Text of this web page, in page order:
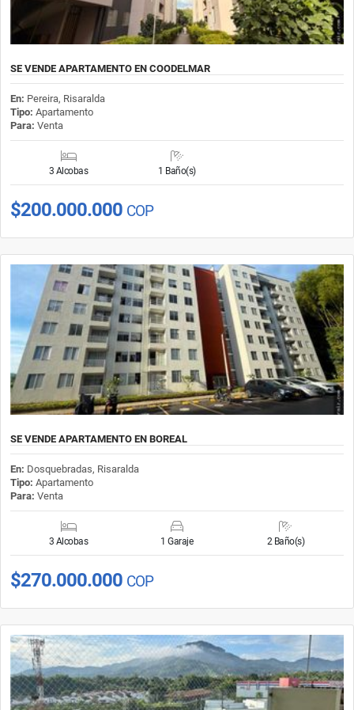
SE VENDE APARTAMENTO EN COODELMAR
En: Pereira, Risaralda
Tipo: Apartamento
Para: Venta
3 Alcobas 1 Baño(s)
$200.000.000 COP
SE VENDE APARTAMENTO EN BOREAL
En: Dosquebradas, Risaralda
Tipo: Apartamento
Para: Venta
3 Alcobas 1 Garaje 2 Baño(s)
$270.000.000 COP